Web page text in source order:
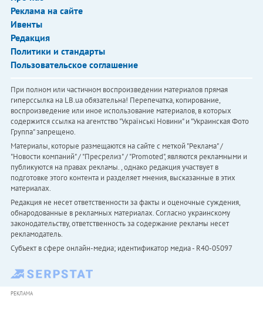
Реклама на сайте
Ивенты
Редакция
Политики и стандарты
Пользовательское соглашение
При полном или частичном воспроизведении материалов прямая
гиперссылка на LB.ua обязательна! Перепечатка, копирование,
воспроизведение или иное использование материалов, в которых
содержится ссылка на агентство "Українськi Новини" и "Украинская Фото
Группа" запрещено.
Материалы, которые размещаются на сайте с меткой "Реклама" /
"Новости компаний" / "Пресрелиз" / "Promoted", являются рекламными и
публикуются на правах рекламы. , однако редакция участвует в
подготовке этого контента и разделяет мнения, высказанные в этих
материалах.
Редакция не несет ответственности за факты и оценочные суждения,
обнародованные в рекламных материалах. Согласно украинскому
законодательству, ответственность за содержание рекламы несет
рекламодатель.
Субъект в сфере онлайн-медиа; идентификатор медиа - R40-05097
РЕКЛАМА